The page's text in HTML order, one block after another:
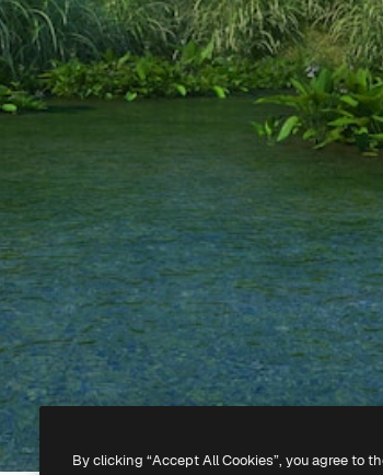
By clicking “Accept All Cookies”, you agree to